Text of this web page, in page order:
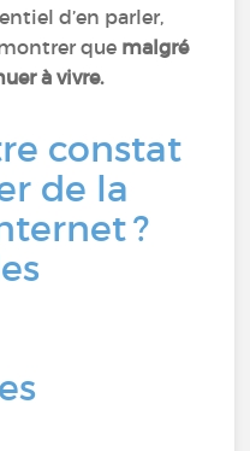
d’en parler,
que malgré
à vivre.
constat
de la
?